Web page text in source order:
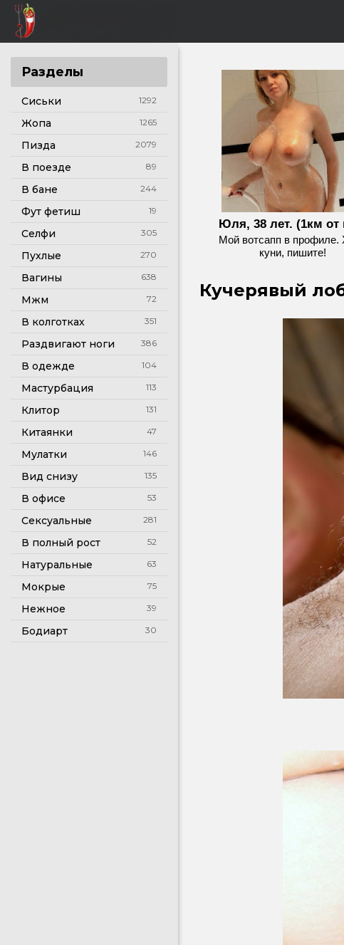
Разделы
Сиськи 1292
Жопа 1265
Пизда 2079
В поезде 89
В бане 244
Фут фетиш 19
Селфи 305
Пухлые 270
Вагины 638
Мжм 72
В колготках 351
Раздвигают ноги 386
В одежде 104
Мастурбация 113
Клитор 131
Китаянки 47
Мулатки 146
Вид снизу 135
В офисе 53
Сексуальные 281
В полный рост 52
Натуральные 63
Мокрые 75
Нежное 39
Бодиарт 30
Юля, 38 лет. (1км от
Мой вотсапп в профиле.
куни, пишите!
Кучерявый